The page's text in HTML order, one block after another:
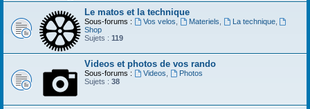
Le matos et la technique
Sous-forums : Vos velos Materiels La technique,
Shop
Sujets : 119
Videos et photos de vos rando
Sous-forums : Videos
Photos
Sujets : 38